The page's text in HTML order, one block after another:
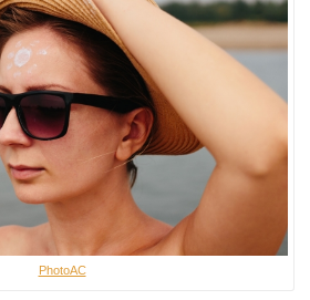
PhotoAC